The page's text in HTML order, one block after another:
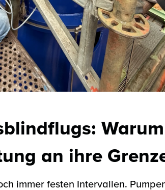
Warum
an ihre
immer festen Intervallen.